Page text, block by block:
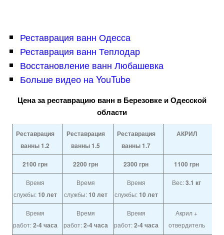
Реставрация ванн Одесса
Реставрация ванн Теплодар
Восстановление ванн Любашевка
Больше видео на YouTube
Цена за реставрацию ванн в Березовке и Одесской
области
Реставрация
ванны 1.2
Реставрация
ванны 1.5
Реставрация
ванны 1.7
АКРИЛ
2100 грн 2200 грн 2300 грн 1100 грн
Время
службы:10 лет
Время
службы:10 лет
Время
службы:10 лет
Вес:3.1 кг
Время
работ:2-4 часа
Время
работ:2-4 часа
Время
работ:2-4 часа
Акрил +
отвердитель